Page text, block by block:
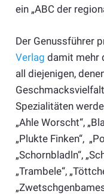
ein „ABC der
Der Genussführer
Verlag damit mehr
all diejenigen,
Spezialitäten
„Ahle Worscht“,
„Plukte Finken“,
„Schornbladln“,
„Trambele“,